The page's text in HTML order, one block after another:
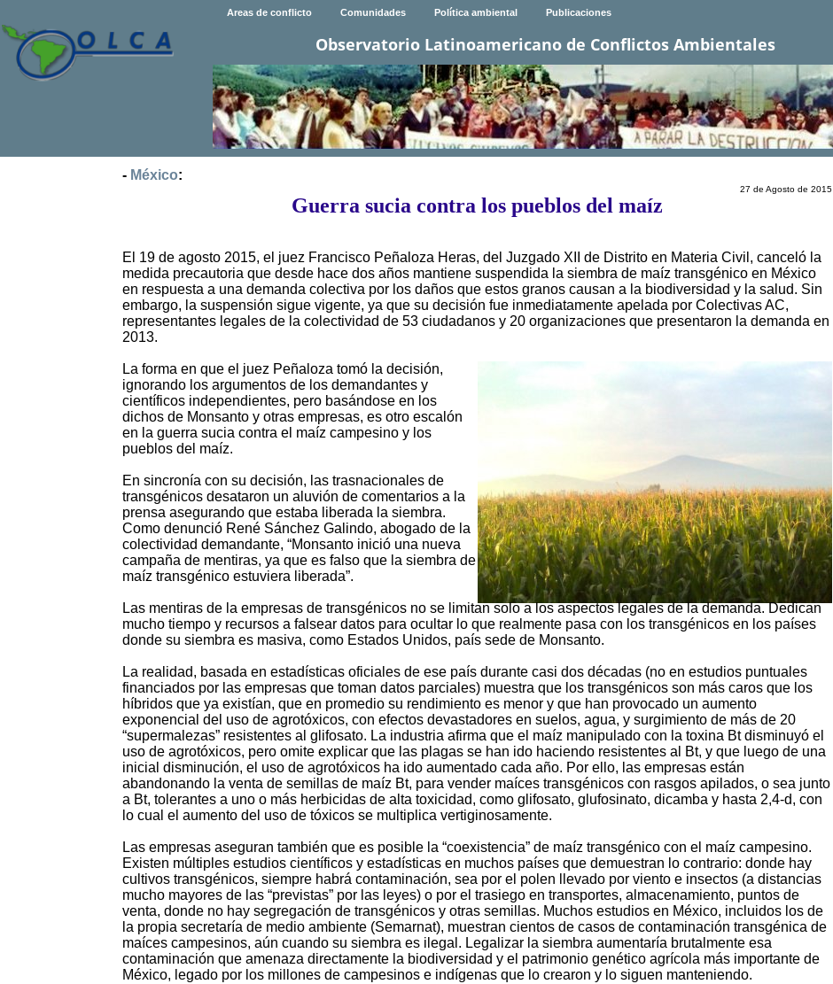
Areas de conflicto Comunidades Política ambiental Publicaciones
Observatorio Latinoamericano de Conflictos Ambientales
- México:
27 de Agosto de 2015
Guerra sucia contra los pueblos del maíz
El 19 de agosto 2015, el juez Francisco Peñaloza Heras, del Juzgado XII de Distrito en Materia Civil, canceló la
medida precautoria que desde hace dos años mantiene suspendida la siembra de maíz transgénico en México
en respuesta a una demanda colectiva por los daños que estos granos causan a la biodiversidad y la salud. Sin
embargo, la suspensión sigue vigente, ya que su decisión fue inmediatamente apelada por Colectivas AC,
representantes legales de la colectividad de 53 ciudadanos y 20 organizaciones que presentaron la demanda en
2013.
La forma en que el juez Peñaloza tomó la decisión,
ignorando los argumentos de los demandantes y
científicos independientes, pero basándose en los
dichos de Monsanto y otras empresas, es otro escalón
en la guerra sucia contra el maíz campesino y los
pueblos del maíz.
En sincronía con su decisión, las trasnacionales de
transgénicos desataron un aluvión de comentarios a la
prensa asegurando que estaba liberada la siembra.
Como denunció René Sánchez Galindo, abogado de la
colectividad demandante, “Monsanto inició una nueva
campaña de mentiras, ya que es falso que la siembra de
maíz transgénico estuviera liberada”.
Las mentiras de la empresas de transgénicos no se limitan solo a los aspectos legales de la demanda. Dedican
mucho tiempo y recursos a falsear datos ­para ocultar lo que realmente pasa con los transgénicos en los países
donde su siembra es masiva, como Estados Unidos, país sede de Monsanto.
La realidad, basada en estadísticas oficiales de ese país durante casi dos décadas (no en estudios puntuales
financiados por las empresas que toman datos parciales) muestra que los transgénicos son más caros que los
híbridos que ya existían, que en promedio su rendimiento es menor y que han provocado un aumento
exponencial del uso de agrotóxicos, con efectos devastadores en suelos, agua, y surgimiento de más de 20
“supermalezas” resistentes al glifosato. La industria afirma que el maíz manipulado con la toxina Bt disminuyó el
uso de agrotóxicos, pero omite explicar que las plagas se han ido haciendo resistentes al Bt, y que luego de una
inicial disminución, el uso de agrotóxicos ha ido aumentado cada año. Por ello, las empresas están
abandonando la venta de semillas de maíz Bt, para vender maíces transgénicos con rasgos apilados, o sea junto
a Bt, tolerantes a uno o más herbicidas de alta toxicidad, como glifosato, glufosinato, dicamba y hasta 2,4-d, con
lo cual el aumento del uso de tóxicos se multiplica vertiginosamente.
Las empresas aseguran también que es posible la “coexistencia” de maíz transgénico con el maíz campesino.
Existen múltiples estudios científicos y estadísticas en muchos países que demuestran lo contrario: donde hay
cultivos transgénicos, siempre habrá contaminación, sea por el polen llevado por viento e insectos (a distancias
mucho mayores de las “previstas” por las leyes) o por el trasiego en transportes, almacenamiento, puntos de
venta, donde no hay segregación de transgénicos y otras semillas. Muchos estudios en México, incluidos los de
la propia secretaría de medio ambiente (Semarnat), muestran cientos de casos de contaminación transgénica de
maíces campesinos, aún cuando su siembra es ilegal. Legalizar la siembra aumentaría brutalmente esa
contaminación que amenaza directamente la biodiversidad y el patrimonio genético agrícola más importante de
México, legado por los millones de campesinos e indígenas que lo crearon y lo siguen manteniendo.